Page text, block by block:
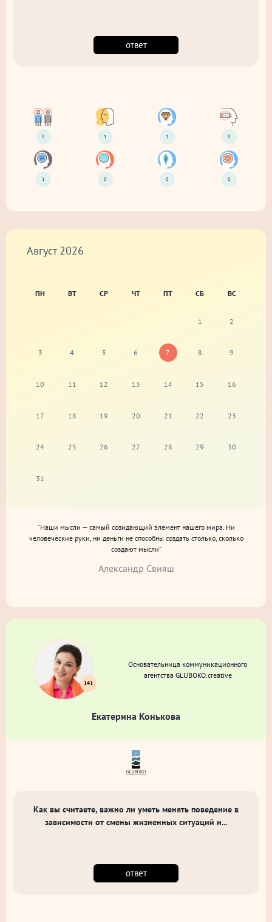
ответ
0 1 1 0
1 0 0 0
Август 2026
ПН ВТ СР ЧТ ПТ СБ ВС
1 2
3 4 5 6 7 8 9
10 11 12 13 14 15 16
17 18 19 20 21 22 23
24 25 26 27 28 29 30
31
“Наши мысли — самый созидающий элемент нашего мира. Ни
человеческие руки, ни деньги не способны создать столько, сколько
создают мысли”
Александр Свияш
141
Основательница коммуникационного
агентства GLUBOKO.creative
Екатерина Конькова
Как вы считаете, важно ли уметь менять поведение в
зависимости от смены жизненных ситуаций и...
ответ